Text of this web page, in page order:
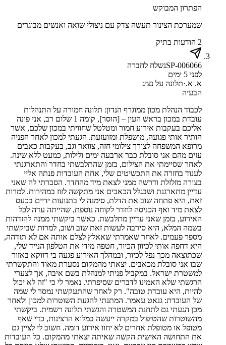
הפתרון המבוקש
שמערכת הצינור תעשה צדק עם ניצולי שואה ואנשים מבוגרים
2 הודעות בתיק
SP-006066נשלח לחברה
לפני 5 ימים
א. א.·תלונה על נציג
הבעיה
לכבוד הנהלת מכון ממוגרף הנדון: תלונה חמורה על התנהלות
עובדת במכון בראש העין – [הוסר], קומה 1 שלום רב, אני פונה
אליכם בעקבות אירוע חמור ומטלטל שחוויתי במכון שלכם, אשר
הותיר אותי פגועה, מושפלת ומזועזעת. הגעתי למכון לאחר הפניה
מרופא המשפחה לצורך צילומי חזה, צוואר וגב, בעקבות כאבים
עזים מהם אני סובלת כבר ארבעה ימים ולילות, כמעט ללא שינה.
לאחר שסיימתי את הצילום, בזמן שהתלבשתי בחדר והתארגנתי
לענוד בחזרה את התכשיטים שלי, אחת העובדות פנתה אליי
בצורה מזלזלת ודרשה ממני לצאת מיד מהחדר. הסברתי לה שאני
עדיין מתארגנת ושבגלל הכאבים אני מתקשה לזוז במהירות. למרות
זאת, היא פתחה שוב את הדלת, סימנה לי בתנועות ידיים בכעס
לצאת מיד ואף הכניסה לחדר לקוחה נוספת, שהייתה עדה לכל
האירוע, בזמן שאני עדיין מתלבשת. כאשר ביקשתי ממנה להזדהות
בשמה המלא, היא סירבה לעשות זאת שוב ושוב, למרות שביקשתי
מספר פעמים. לאחר שאמרתי שאאלץ לצלם אותה אם לא תזדהה,
היא דחפה אותי לכיוון הכיור, חטפה מידי את הטלפון הנייד שלי,
שכתוצאה מכך נפל לכיור, ובמהלך האירוע פגעה בי דווקא באזור
שבו אני סובלת מכאבים. יצאתי מהמקום נסערת מאוד והתקשרתי
למשטרת ישראל. במקביל פניתי למנהלת בשם איבה, אך לצערי
הרגשתי שלא האמינו לדברים שסיפרתי. נאמר לי כי "זה לא יכול
להיות, היא עובדת טובה". רק לאחר שהתעקשתי נמסר לי שמה
של העובדת: גנאט עאמר. המתנתי להגעת השוטרות למכון ולאחר
מכן הגעתי גם לתחנת המשטרה והגשתי תלונה רשמית. ביקשתי
מהשוטרות שהטיפול במקרה ייעשה במלוא הרצינות, כדי שאף
מטופל או מטופלת אחרים לא יחוו אירוע דומה. חשוב לי לציין גם
את התחושה האישית הקשה שאיתה יצאתי מהמקום. כל העובדות